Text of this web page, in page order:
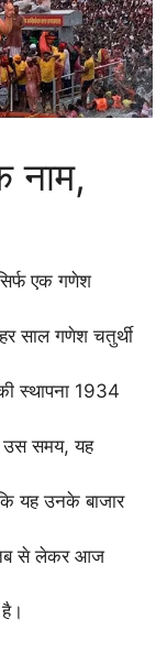
नाम,
एक गणेश
साल गणेश चतुर्थी
स्थापना 1934
उस समय, यह
यह उनके बाजार
तब से लेकर आज